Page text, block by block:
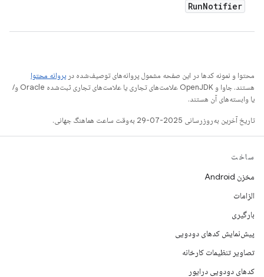
RunNotifier
محتوا و نمونه کدها در این صفحه مشمول پروانه‌های توصیف‌شده در پروانه محتوا
هستند. جاوا و OpenJDK علامت‌های تجاری یا علامت‌های تجاری ثبت‌شده Oracle و/
یا وابسته‌های آن هستند.
تاریخ آخرین به‌روزرسانی 2025-07-29 به‌وقت ساعت هماهنگ جهانی.
ساخت
مخزن Android
الزامات
بارگیری
پیش‌نمایش کدهای دودویی
تصاویر تنظیمات کارخانه
کدهای دودویی درایور